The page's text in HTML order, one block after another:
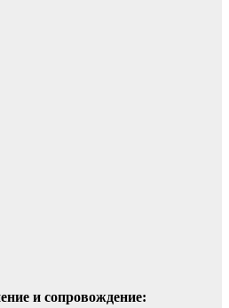
и сопровождение: